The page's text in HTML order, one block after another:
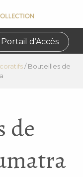
Portail d’Accès
/ Bouteilles de
de